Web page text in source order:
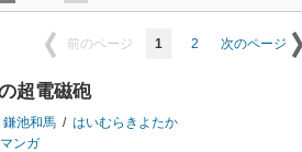
前のページ 1 2 次のページ
超電磁砲
鎌池和馬 / はいむらきよたか
ンガ